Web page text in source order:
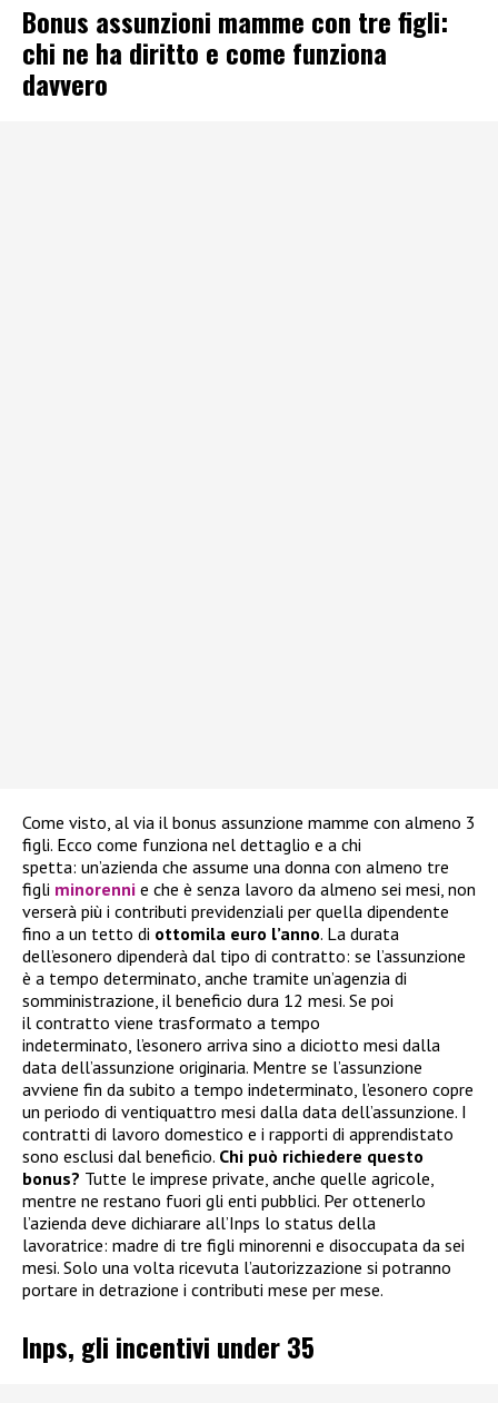
Bonus assunzioni mamme con tre figli:
chi ne ha diritto e come funziona
davvero
Come visto, al via il bonus assunzione mamme con almeno 3
figli. Ecco come funziona nel dettaglio e a chi
spetta: un’azienda che assume una donna con almeno tre
figli minorenni e che è senza lavoro da almeno sei mesi, non
verserà più i contributi previdenziali per quella dipendente
fino a un tetto di ottomila euro l’anno. La durata
dell’esonero dipenderà dal tipo di contratto: se l’assunzione
è a tempo determinato, anche tramite un’agenzia di
somministrazione, il beneficio dura 12 mesi. Se poi
il contratto viene trasformato a tempo
indeterminato, l’esonero arriva sino a diciotto mesi dalla
data dell’assunzione originaria. Mentre se l’assunzione
avviene fin da subito a tempo indeterminato, l’esonero copre
un periodo di ventiquattro mesi dalla data dell’assunzione. I
contratti di lavoro domestico e i rapporti di apprendistato
sono esclusi dal beneficio. Chi può richiedere questo
bonus? Tutte le imprese private, anche quelle agricole,
mentre ne restano fuori gli enti pubblici. Per ottenerlo
l’azienda deve dichiarare all’Inps lo status della
lavoratrice: madre di tre figli minorenni e disoccupata da sei
mesi. Solo una volta ricevuta l’autorizzazione si potranno
portare in detrazione i contributi mese per mese.
Inps, gli incentivi under 35